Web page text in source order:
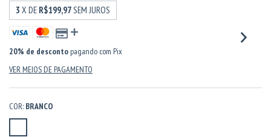
3 X DE R$199,97SEM JUROS
20% de desconto pagando com Pix
VER MEIOS DE PAGAMENTO
COR: BRANCO